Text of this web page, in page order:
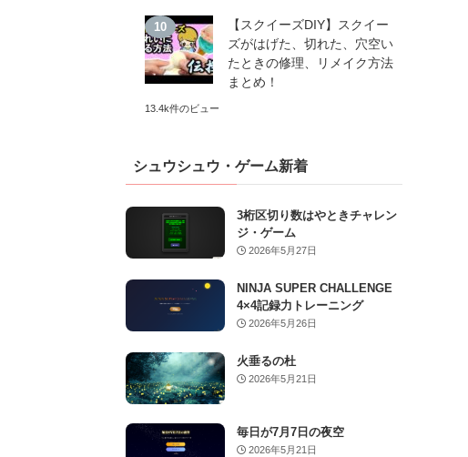
【スクイーズDIY】スクイー
ズがはげた、切れた、穴空い
たときの修理、リメイク方法
まとめ！
13.4k件のビュー
シュウシュウ・ゲーム新着
3桁区切り数はやときチャレン
ジ・ゲーム
2026年5月27日
NINJA SUPER CHALLENGE
4×4記録力トレーニング
2026年5月26日
火垂るの杜
2026年5月21日
毎日が7月7日の夜空
2026年5月21日